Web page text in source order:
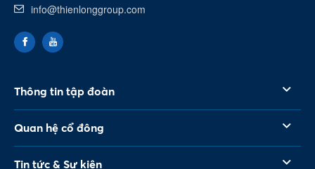
info@thienlonggroup.com
Thông tin tập đoàn
Quan hệ cổ đông
Tin tức & Sự kiện